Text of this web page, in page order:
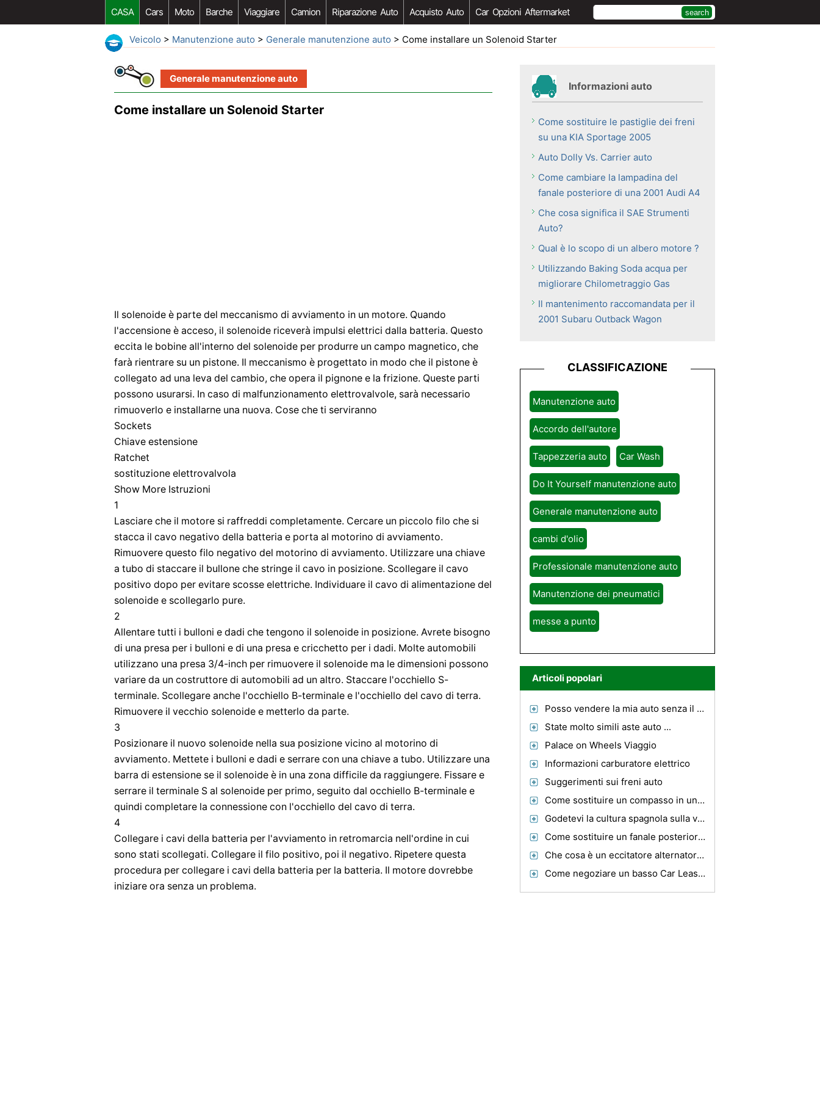
CASA Cars Moto Barche Viaggiare Camion Riparazione Auto Acquisto Auto Car Opzioni Aftermarket
Veicolo > Manutenzione auto > Generale manutenzione auto > Come installare un Solenoid Starter
Generale manutenzione auto
Come installare un Solenoid Starter
Il solenoide è parte del meccanismo di avviamento in un motore. Quando
l'accensione è acceso, il solenoide riceverà impulsi elettrici dalla batteria. Questo
eccita le bobine all'interno del solenoide per produrre un campo magnetico, che
farà rientrare su un pistone. Il meccanismo è progettato in modo che il pistone è
collegato ad una leva del cambio, che opera il pignone e la frizione. Queste parti
possono usurarsi. In caso di malfunzionamento elettrovalvole, sarà necessario
rimuoverlo e installarne una nuova. Cose che ti serviranno
Sockets
Chiave estensione
Ratchet
sostituzione elettrovalvola
Show More Istruzioni
1
Lasciare che il motore si raffreddi completamente. Cercare un piccolo filo che si
stacca il cavo negativo della batteria e porta al motorino di avviamento.
Rimuovere questo filo negativo del motorino di avviamento. Utilizzare una chiave
a tubo di staccare il bullone che stringe il cavo in posizione. Scollegare il cavo
positivo dopo per evitare scosse elettriche. Individuare il cavo di alimentazione del
solenoide e scollegarlo pure.
2
Allentare tutti i bulloni e dadi che tengono il solenoide in posizione. Avrete bisogno
di una presa per i bulloni e di una presa e cricchetto per i dadi. Molte automobili
utilizzano una presa 3/4-inch per rimuovere il solenoide ma le dimensioni possono
variare da un costruttore di automobili ad un altro. Staccare l'occhiello S-
terminale. Scollegare anche l'occhiello B-terminale e l'occhiello del cavo di terra.
Rimuovere il vecchio solenoide e metterlo da parte.
3
Posizionare il nuovo solenoide nella sua posizione vicino al motorino di
avviamento. Mettete i bulloni e dadi e serrare con una chiave a tubo. Utilizzare una
barra di estensione se il solenoide è in una zona difficile da raggiungere. Fissare e
serrare il terminale S al solenoide per primo, seguito dal occhiello B-terminale e
quindi completare la connessione con l'occhiello del cavo di terra.
4
Collegare i cavi della batteria per l'avviamento in retromarcia nell'ordine in cui
sono stati scollegati. Collegare il filo positivo, poi il negativo. Ripetere questa
procedura per collegare i cavi della batteria per la batteria. Il motore dovrebbe
iniziare ora senza un problema.
Informazioni auto
Come sostituire le pastiglie dei freni
su una KIA Sportage 2005
Auto Dolly Vs. Carrier auto
Come cambiare la lampadina del
fanale posteriore di una 2001 Audi A4
Che cosa significa il SAE Strumenti
Auto?
Qual è lo scopo di un albero motore ?
Utilizzando Baking Soda acqua per
migliorare Chilometraggio Gas
Il mantenimento raccomandata per il
2001 Subaru Outback Wagon
CLASSIFICAZIONE
Manutenzione auto
Accordo dell'autore
Tappezzeria auto Car Wash
Do It Yourself manutenzione auto
Generale manutenzione auto
cambi d'olio
Professionale manutenzione auto
Manutenzione dei pneumatici
messe a punto
Articoli popolari
Posso vendere la mia auto senza il mio titolo in Kentucky ?
State molto simili aste auto ...
Palace on Wheels Viaggio
Informazioni carburatore elettrico
Suggerimenti sui freni auto
Come sostituire un compasso in una Mazda6
Godetevi la cultura spagnola sulla vostra prossima vacanza
Come sostituire un fanale posteriore su una Pontiac Montana
Che cosa è un eccitatore alternatore ?
Come negoziare un basso Car Lease Prezzo